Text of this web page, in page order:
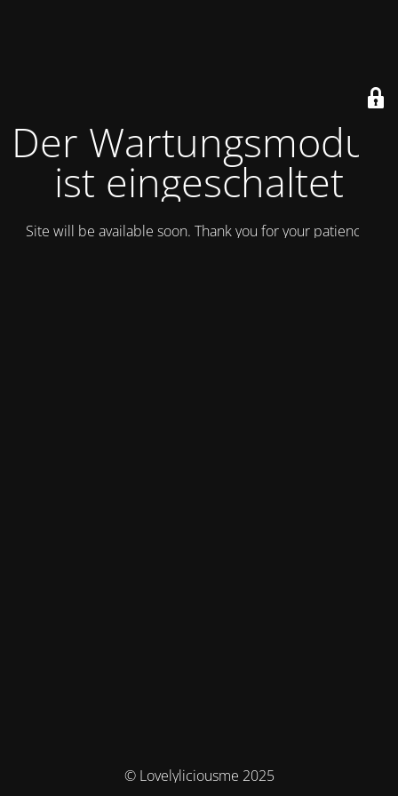
Der Wartungsmodus
ist eingeschaltet
Site will be available soon. Thank you for your patience!
© Lovelyliciousme 2025